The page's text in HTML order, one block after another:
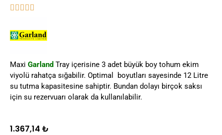
Maxi Garland Tray içerisine 3 adet büyük boy tohum ekim
viyolü rahatça sığabilir. Optimal boyutları sayesinde 12 Litre
su tutma kapasitesine sahiptir. Bundan dolayı birçok saksı
için su rezervuarı olarak da kullanılabilir.
1.367,14 ₺